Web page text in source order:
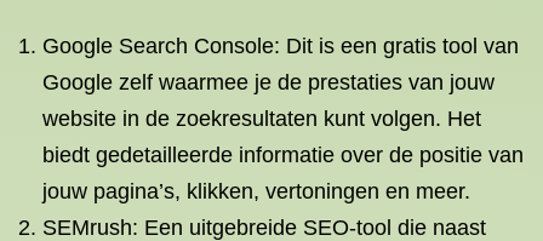
Google Search Console: Dit is een gratis tool van
Google zelf waarmee je de prestaties van jouw
website in de zoekresultaten kunt volgen. Het
biedt gedetailleerde informatie over de positie van
jouw pagina’s, klikken, vertoningen en meer.
SEMrush: Een uitgebreide SEO-tool die naast